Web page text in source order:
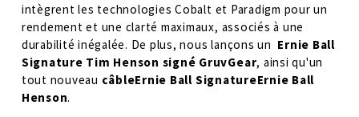
intègrent les technologies Cobalt et Paradigm pour un
rendement et une clarté maximaux, associés à une
durabilité inégalée. De plus, nous lançons un Ernie Ball
Signature Tim Henson signé GruvGear, ainsi qu'un
tout nouveau câbleErnie Ball SignatureErnie Ball
Henson.